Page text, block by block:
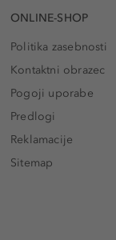
ONLINE-SHOP
Politika zasebnosti
Kontaktni obrazec
Pogoji uporabe
Predlogi
Reklamacije
Sitemap